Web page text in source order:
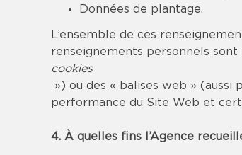
Données de plantage.
L’ensemble de ces
renseignements personnels
cookies
») ou des « balises web »
performance du Site Web et
4. À quelles fins l’Agence